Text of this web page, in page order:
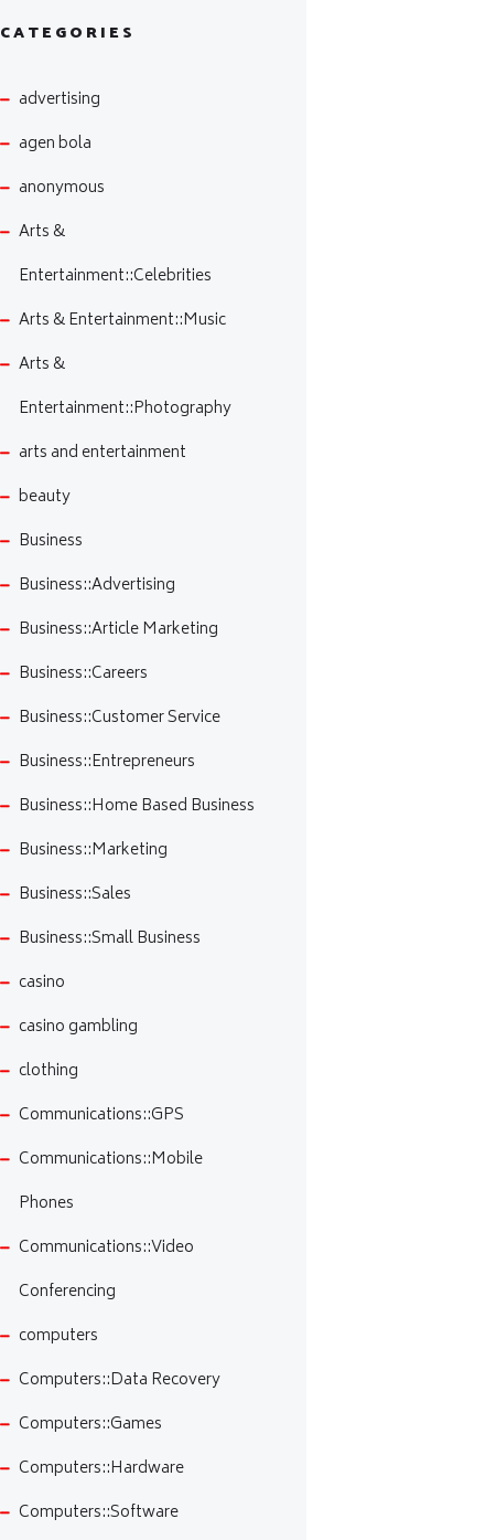
CATEGORIES
advertising
agen bola
anonymous
Arts &
Entertainment::Celebrities
Arts & Entertainment::Music
Arts &
Entertainment::Photography
arts and entertainment
beauty
Business
Business::Advertising
Business::Article Marketing
Business::Careers
Business::Customer Service
Business::Entrepreneurs
Business::Home Based Business
Business::Marketing
Business::Sales
Business::Small Business
casino
casino gambling
clothing
Communications::GPS
Communications::Mobile
Phones
Communications::Video
Conferencing
computers
Computers::Data Recovery
Computers::Games
Computers::Hardware
Computers::Software